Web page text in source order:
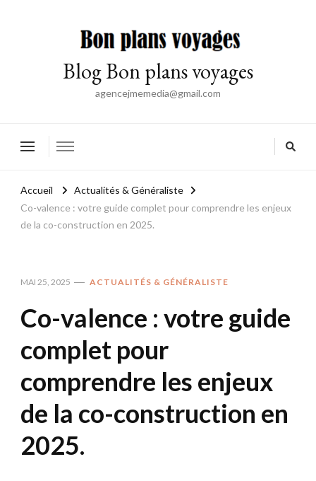
Blog Bon plans voyages
agencejmemedia@gmail.com
Accueil
Actualités & Généraliste
Co-valence : votre guide complet pour comprendre les enjeux
de la co-construction en 2025.
MAI 25, 2025 ACTUALITÉS & GÉNÉRALISTE
Co-valence : votre guide
complet pour
comprendre les enjeux
de la co-construction en
2025.